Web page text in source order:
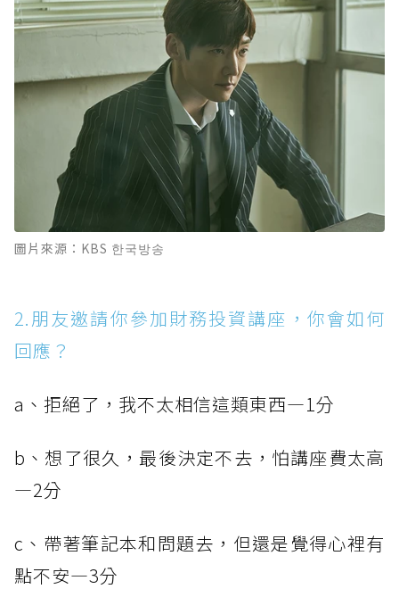
圖片來源：KBS 한국방송
2.朋友邀請你參加財務投資講座，你會如何
回應？
a、拒絕了，我不太相信這類東西—1分
b、想了很久，最後決定不去，怕講座費太高
—2分
c、帶著筆記本和問題去，但還是覺得心裡有
點不安—3分